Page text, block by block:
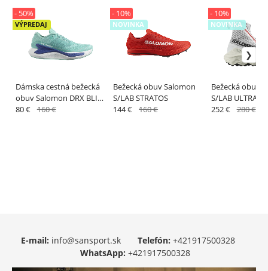
Dámska cestná bežecká
obuv Salomon DRX BLISS
W Cockatoo / Surf The
VÝPREDAJ
- 50%
80 € 160 €
Bežecká obuv Salomon
S/LAB STRATOS
NOVINKA
- 10%
144 € 160 €
Bežecká obuv
S/LAB ULTRA
/ Fiery Red
NOVINKA
- 10%
252 € 280 €
E-mail: info@sansport.sk Telefón: +421917500328
WhatsApp: +421917500328